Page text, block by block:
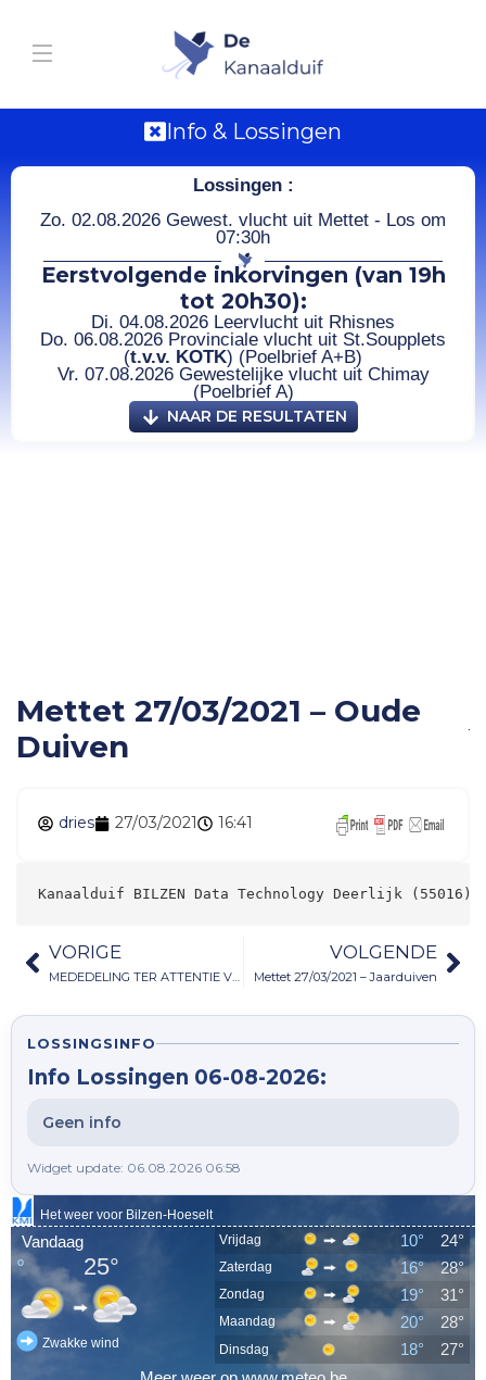
Info & Lossingen
Lossingen :
Zo. 02.08.2026 Gewest. vlucht uit Mettet - Los om
07:30h
Eerstvolgende inkorvingen (van 19h
tot 20h30):
Di. 04.08.2026 Leervlucht uit Rhisnes
Do. 06.08.2026 Provinciale vlucht uit St.Soupplets
(t.v.v. KOTK) (Poelbrief A+B)
Vr. 07.08.2026 Gewestelijke vlucht uit Chimay
(Poelbrief A)
NAAR DE RESULTATEN
Mettet 27/03/2021 – Oude
Duiven
dries 27/03/2021 16:41
Kanaalduif BILZEN Data Technology Deerlijk (55016)
VORIGE
MEDEDELING TER ATTENTIE VAN DE VERENIGINGEN EN LIEFHEBBERS – INRICHTEN VAN LEER-EN WEDVLUCHTEN (25-03-2021)
VOLGENDE
Mettet 27/03/2021 – Jaarduiven
LOSSINGSINFO
Info Lossingen 06-08-2026:
Geen info
Widget update: 06.08.2026 06:58